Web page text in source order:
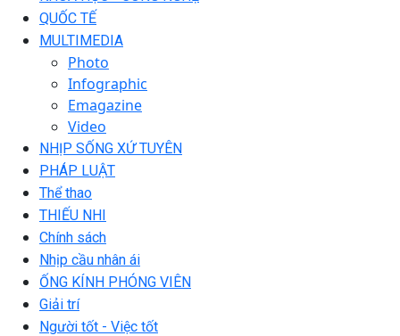
QUỐC TẾ
MULTIMEDIA
Photo
Infographic
Emagazine
Video
NHỊP SỐNG XỨ TUYÊN
PHÁP LUẬT
Thể thao
THIẾU NHI
Chính sách
Nhịp cầu nhân ái
ỐNG KÍNH PHÓNG VIÊN
Giải trí
Người tốt - Việc tốt